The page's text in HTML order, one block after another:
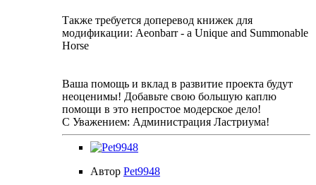
Также требуется доперевод книжек для
модификации: Aeonbarr - a Unique and Summonable
Horse
Ваша помощь и вклад в развитие проекта будут
неоценимы! Добавьте свою большую каплю
помощи в это непростое модерское дело!
С Уважением: Администрация Ластриума!
Автор Pet9948